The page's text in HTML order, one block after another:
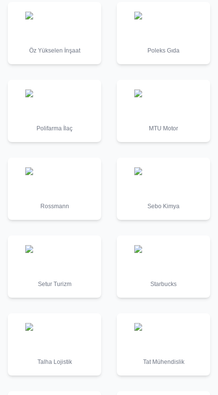
Öz Yükselen İnşaat Poleks Gıda
Polifarma İlaç MTU Motor
Rossmann Sebo Kimya
Setur Turizm Starbucks
Talha Lojistik Tat Mühendislik